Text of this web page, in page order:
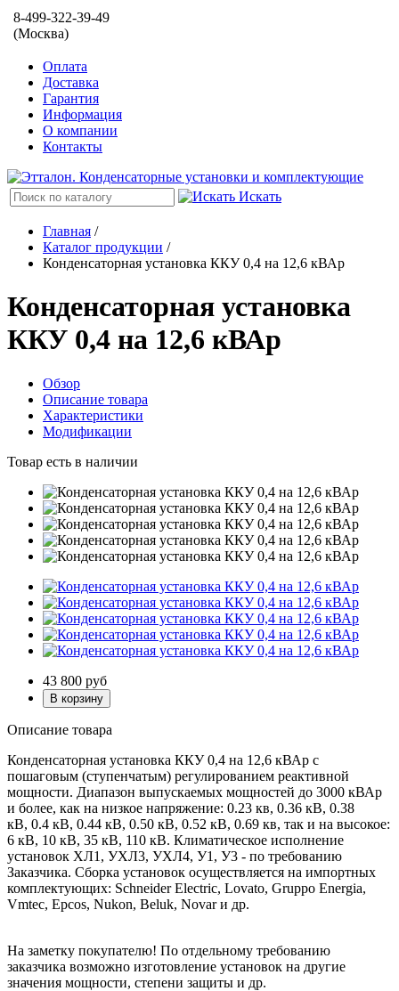
8-499-322-39-49
(Москва)
Оплата
Доставка
Гарантия
Информация
О компании
Контакты
Искать
Главная /
Каталог продукции /
Конденсаторная установка ККУ 0,4 на 12,6 кВАр
Конденсаторная установка
ККУ 0,4 на 12,6 кВАр
Обзор
Описание товара
Характеристики
Модификации
Товар есть в наличии
43 800 руб
Описание товара
Конденсаторная установка ККУ 0,4 на 12,6 кВАр с
пошаговым (ступенчатым) регулированием реактивной
мощности. Диапазон выпускаемых мощностей до 3000 кВАр
и более, как на низкое напряжение: 0.23 кв, 0.36 кВ, 0.38
кВ, 0.4 кВ, 0.44 кВ, 0.50 кВ, 0.52 кВ, 0.69 кв, так и на высокое:
6 кВ, 10 кВ, 35 кВ, 110 кВ. Климатическое исполнение
установок ХЛ1, УХЛ3, УХЛ4, У1, У3 - по требованию
Заказчика. Сборка установок осуществляется на импортных
комплектующих: Schneider Electric, Lovato, Gruppo Energia,
Vmtec, Epcos, Nukon, Beluk, Novar и др.
На заметку покупателю! По отдельному требованию
заказчика возможно изготовление установок на другие
значения мощности, степени защиты и др.